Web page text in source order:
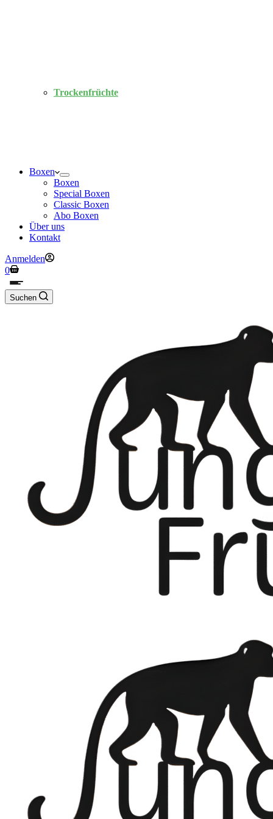
Trockenfrüchte
Boxen
Boxen
Special Boxen
Classic Boxen
Abo Boxen
Über uns
Kontakt
Anmelden
Warenkorb
0
Suchen